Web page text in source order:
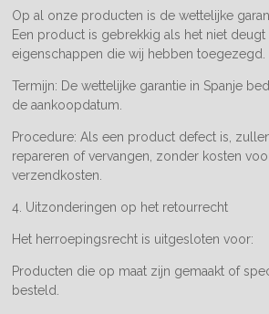
Op al onze producten is de wettelijke
Een product is gebrekkig als het niet
eigenschappen die wij hebben toegezegd.
Termijn: De wettelijke garantie in Spanje
de aankoopdatum.
Procedure: Als een product defect is,
repareren of vervangen, zonder kosten
verzendkosten.
4. Uitzonderingen op het retourrecht
Het herroepingsrecht is uitgesloten voor:
Producten die op maat zijn gemaakt of
besteld.